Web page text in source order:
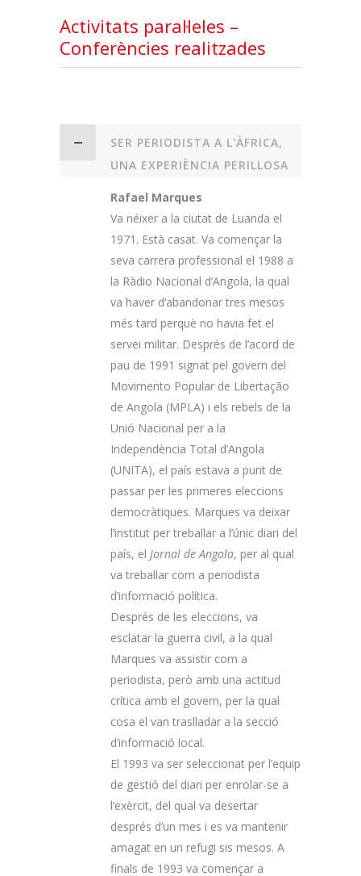
Activitats paral·leles –
Conferències realitzades
SER PERIODISTA A L'ÀFRICA,
UNA EXPERIÈNCIA PERILLOSA
Rafael Marques
Va néixer a la ciutat de Luanda el
1971. Està casat. Va començar la
seva carrera professional el 1988 a
la Ràdio Nacional d’Angola, la qual
va haver d’abandonar tres mesos
més tard perquè no havia fet el
servei militar. Després de l’acord de
pau de 1991 signat pel govern del
Movimento Popular de Libertação
de Angola (MPLA) i els rebels de la
Unió Nacional per a la
Independència Total d’Angola
(UNITA), el país estava a punt de
passar per les primeres eleccions
democràtiques. Marques va deixar
l’institut per treballar a l’únic diari del
país, el Jornal de Angola, per al qual
va treballar com a periodista
d’informació política.
Després de les eleccions, va
esclatar la guerra civil, a la qual
Marques va assistir com a
periodista, però amb una actitud
crítica amb el govern, per la qual
cosa el van traslladar a la secció
d’informació local.
El 1993 va ser seleccionat per l’equip
de gestió del diari per enrolar-se a
l’exèrcit, del qual va desertar
després d’un mes i es va mantenir
amagat en un refugi sis mesos. A
finals de 1993 va començar a